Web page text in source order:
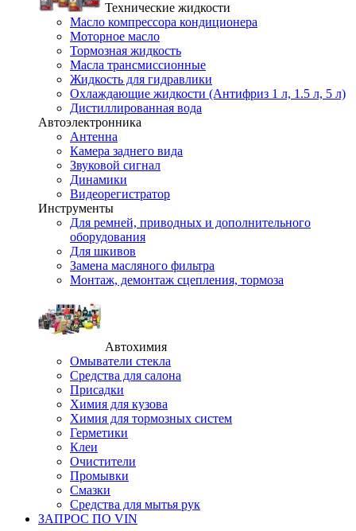
Технические жидкости
Масло компрессора кондиционера
Моторное масло
Тормозная жидкость
Масла трансмиссионные
Жидкость для гидравлики
Охлаждающие жидкости (Антифриз 1 л, 1.5 л, 5 л)
Дистиллированная вода
Автоэлектронника
Антенна
Камера заднего вида
Звуковой сигнал
Динамики
Видеорегистратор
Инструменты
Для ремней, приводных и дополнительного
оборудования
Для шкивов
Замена масляного фильтра
Монтаж, демонтаж сцепления, тормоза
Автохимия
Омыватели стекла
Средства для салона
Присадки
Химия для кузова
Химия для тормозных систем
Герметики
Клеи
Очистители
Промывки
Смазки
Средства для мытья рук
ЗАПРОС ПО VIN